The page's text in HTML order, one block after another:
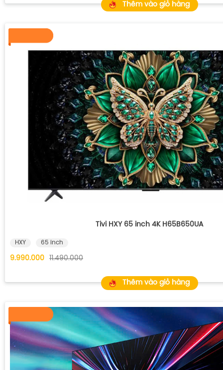
Thêm vào giỏ hàng
Tivi HXY 65 inch 4K H65B650UA
HXY 65 inch
9.990.000 11.490.000
Thêm vào giỏ hàng